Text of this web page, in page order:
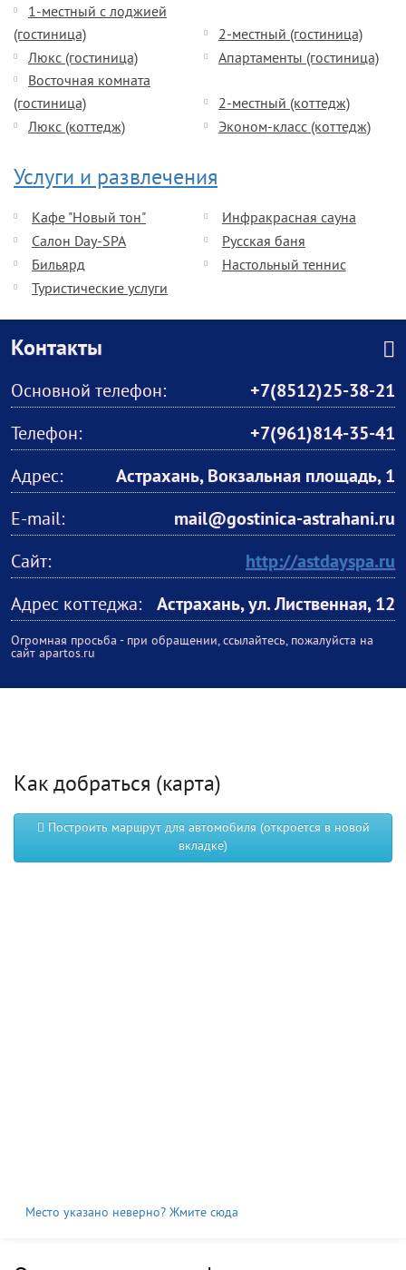
1-местный с лоджией
(гостиница)
2-местный (гостиница)
Люкс (гостиница)
Апартаменты (гостиница)
Восточная комната
(гостиница)
2-местный (коттедж)
Люкс (коттедж)
Эконом-класс (коттедж)
Услуги и развлечения
Кафе "Новый тон"
Инфракрасная сауна
Салон Day-SPA
Русская баня
Бильярд
Настольный теннис
Туристические услуги
Контакты
Основной телефон:
+7(8512)25-38-21
Телефон:
+7(961)814-35-41
Адрес:
Астрахань, Вокзальная площадь, 1
E-mail:
mail@gostinica-astrahani.ru
Сайт:
http://astdayspa.ru
Адрес коттеджа:
Астрахань, ул. Лиственная, 12
Огромная просьба - при обращении, ссылайтесь, пожалуйста на
сайт apartos.ru
Как добраться (карта)
Построить маршрут для автомобиля (откроется в новой
вкладке)
Место указано неверно? Жмите сюда